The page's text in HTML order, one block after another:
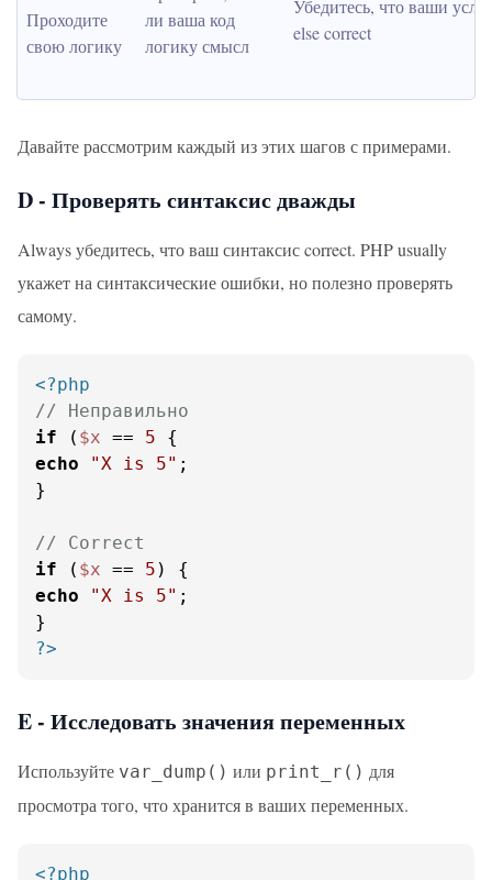
Проходите
свою логику
ли ваша код
логику смысл
Убедитесь, что ваши
else correct
Давайте рассмотрим каждый из этих шагов с примерами.
D - Проверять синтаксис дважды
Always убедитесь, что ваш синтаксис correct. PHP usually
укажет на синтаксические ошибки, но полезно проверять
самому.
<?php
// Неправильно
if ( $x == 5
echo
"X is 5" ;
}
// Correct
if ( $x == 5
echo
"X is 5" ;
?>
E - Исследовать значения переменных
Используйте var_dump() или print_r() для
просмотра того, что хранится в ваших переменных.
<?php